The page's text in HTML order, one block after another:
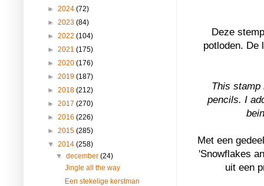
Deze
potloden. De
This stamp
pencils. I
Met een
'Snowflakes
uit een
► 2024 (72)
► 2023 (84)
► 2022 (104)
► 2021 (175)
► 2020 (176)
► 2019 (187)
► 2018 (212)
► 2017 (270)
► 2016 (226)
► 2015 (285)
▼ 2014 (258)
▼december(24)
Jingle all the way
Een stekelige kerstman